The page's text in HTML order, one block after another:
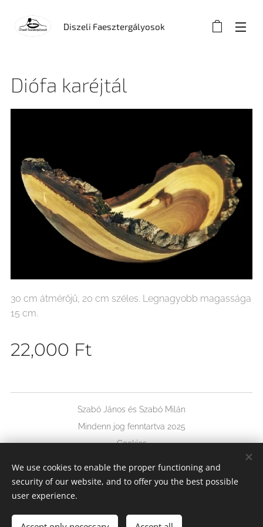
Diszeli Faesztergályosok
Diófa karéjtál
30 cm átmérőjű, 20 cm széles. Legnagyobb magassága
15 cm.
22,000 Ft
Szabó János és Szabó Milán
Mindenn jog fenntartva 2025
Cookies
Languages
Magyar
Deutsch English
We use cookies to enable the proper functioning and
security of our website, and to offer you the best possible
user experience.